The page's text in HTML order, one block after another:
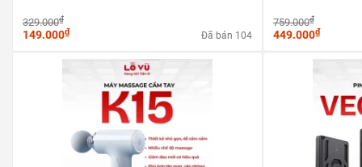
329.000₫
149.000₫ Đã bán 104
759.000₫
449.000₫